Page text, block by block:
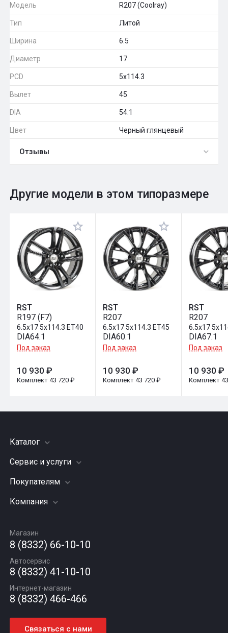
Модель R207 (Coolray)
Тип Литой
Ширина 6.5
Диаметр 17
PCD 5x114.3
Вылет 45
DIA 54.1
Цвет Черный глянцевый
Отзывы
Оставить отзыв
Общий рейтинг 0
Другие модели в этом типоразмере
RST
R197 (F7)
6.5x17 5x114.3 ET40
DIA64.1
Под заказ
10 930 ₽
Комплект 43 720 ₽
RST
R207
6.5x17 5x114.3 ET45
DIA60.1
Под заказ
10 930 ₽
Комплект 43 720 ₽
RST
R207
6.5x17
DIA67.1
Под заказ
10 930 ₽
Комплект
Каталог
Шины
Грузовые шины
Диски
Автомасла
Сервис и услуги
Заправка кондиционера
Подвеска (ходовая часть)
Шиномонтаж
Покупателям
Акции
Гарантии и возврат
Компания
Вакансии
Новости
Статьи
Контакты
Магазин
8 (8332) 66-10-10
Автосервис
8 (8332) 41-10-10
Интернет-магазин
8 (8332) 466-466
Связаться с нами